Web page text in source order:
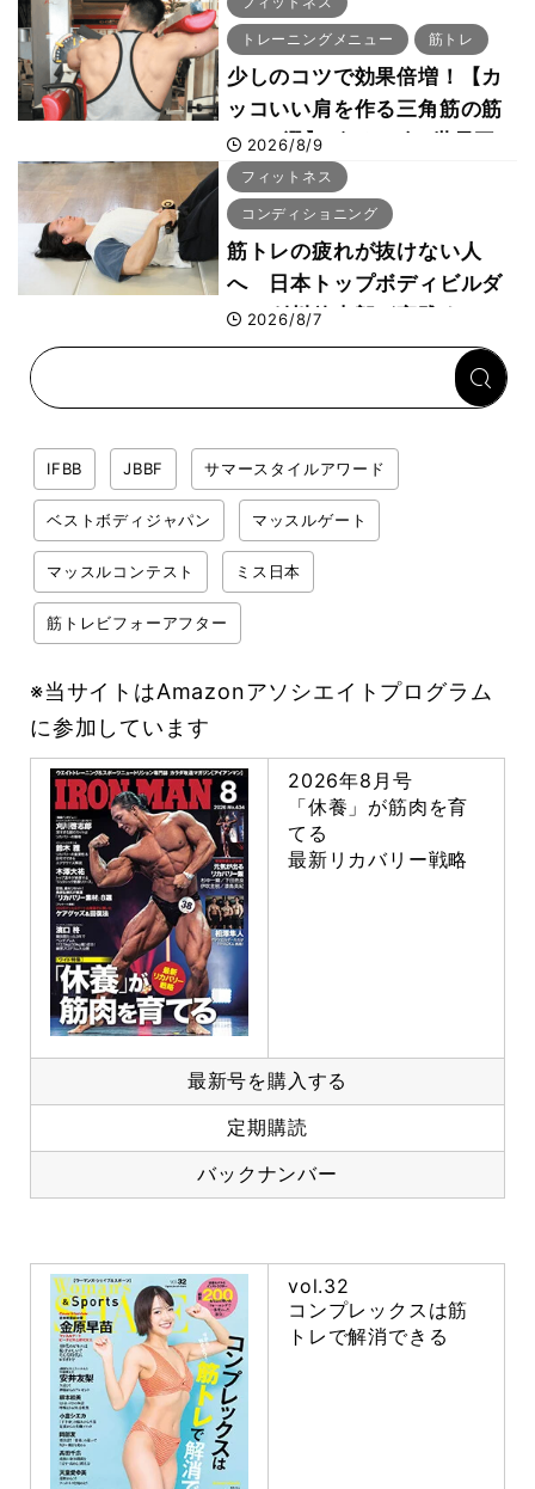
トレーニングメニュー 筋トレ
少しのコツで効果倍増！【カ
ッコいい肩を作る三角筋の筋
トレ6選】ボディビル世界王
者が解説！
2026/8/9
フィットネス
コンディショニング
筋トレの疲れが抜けない人
へ 日本トップボディビルダ
ー・刈川啓志郎が実践する
「回復習慣」
2026/8/7
IFBB JBBF サマースタイルアワード
ベストボディジャパン マッスルゲート
マッスルコンテスト ミス日本
筋トレビフォーアフター
※当サイトはAmazonアソシエイトプログラム
に参加しています
2026年8月号
「休養」が筋肉を育
てる
最新リカバリー戦略
最新号を購入する
定期購読
バックナンバー
vol.32
コンプレックスは筋
トレで解消できる